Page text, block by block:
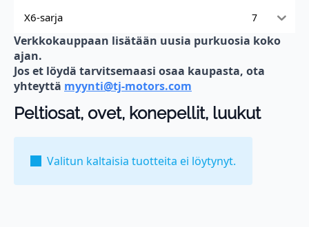
X6-sarja 7
Verkkokauppaan lisätään uusia purkuosia koko
ajan.
Jos et löydä tarvitsemaasi osaa kaupasta, ota
yhteyttä myynti@tj-motors.com
Peltiosat, ovet, konepellit, luukut
Valitun kaltaisia tuotteita ei löytynyt.